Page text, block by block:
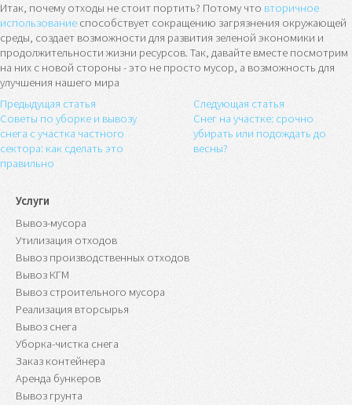
Итак, почему отходы не стоит портить? Потому что вторичное
использование способствует сокращению загрязнения окружающей
среды, создает возможности для развития зеленой экономики и
продолжительности жизни ресурсов. Так, давайте вместе посмотрим
на них с новой стороны - это не просто мусор, а возможность для
улучшения нашего мира
Предыдущая статья
Советы по уборке и вывозу
снега с участка частного
сектора: как сделать это
правильно
Следующая статья
Снег на участке: срочно
убирать или подождать до
весны?
Услуги
Вывоз-мусора
Утилизация отходов
Вывоз производственных отходов
Вывоз КГМ
Вывоз строительного мусора
Реализация вторсырья
Вывоз снега
Уборка-чистка снега
Заказ контейнера
Аренда бункеров
Вывоз грунта